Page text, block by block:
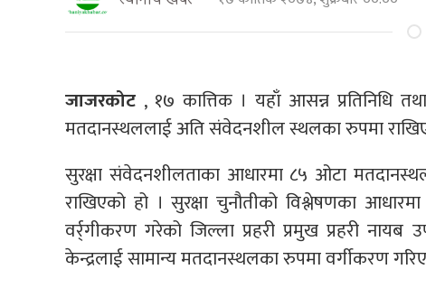
जाजरकोट , १७ कात्तिक । यहाँ आसन्न प्रतिनिधि
मतदानस्थललाई अति संवेदनशील स्थलका रुपमा
सुरक्षा संवेदनशीलताका आधारमा ८५ ओटा
राखिएको हो । सुरक्षा चुनौतीको विश्लेषणका
वर्र्गीकरण गरेको जिल्ला प्रहरी प्रमुख प्रहरी
केन्द्रलाई सामान्य मतदानस्थलका रुपमा वर्गीकरण